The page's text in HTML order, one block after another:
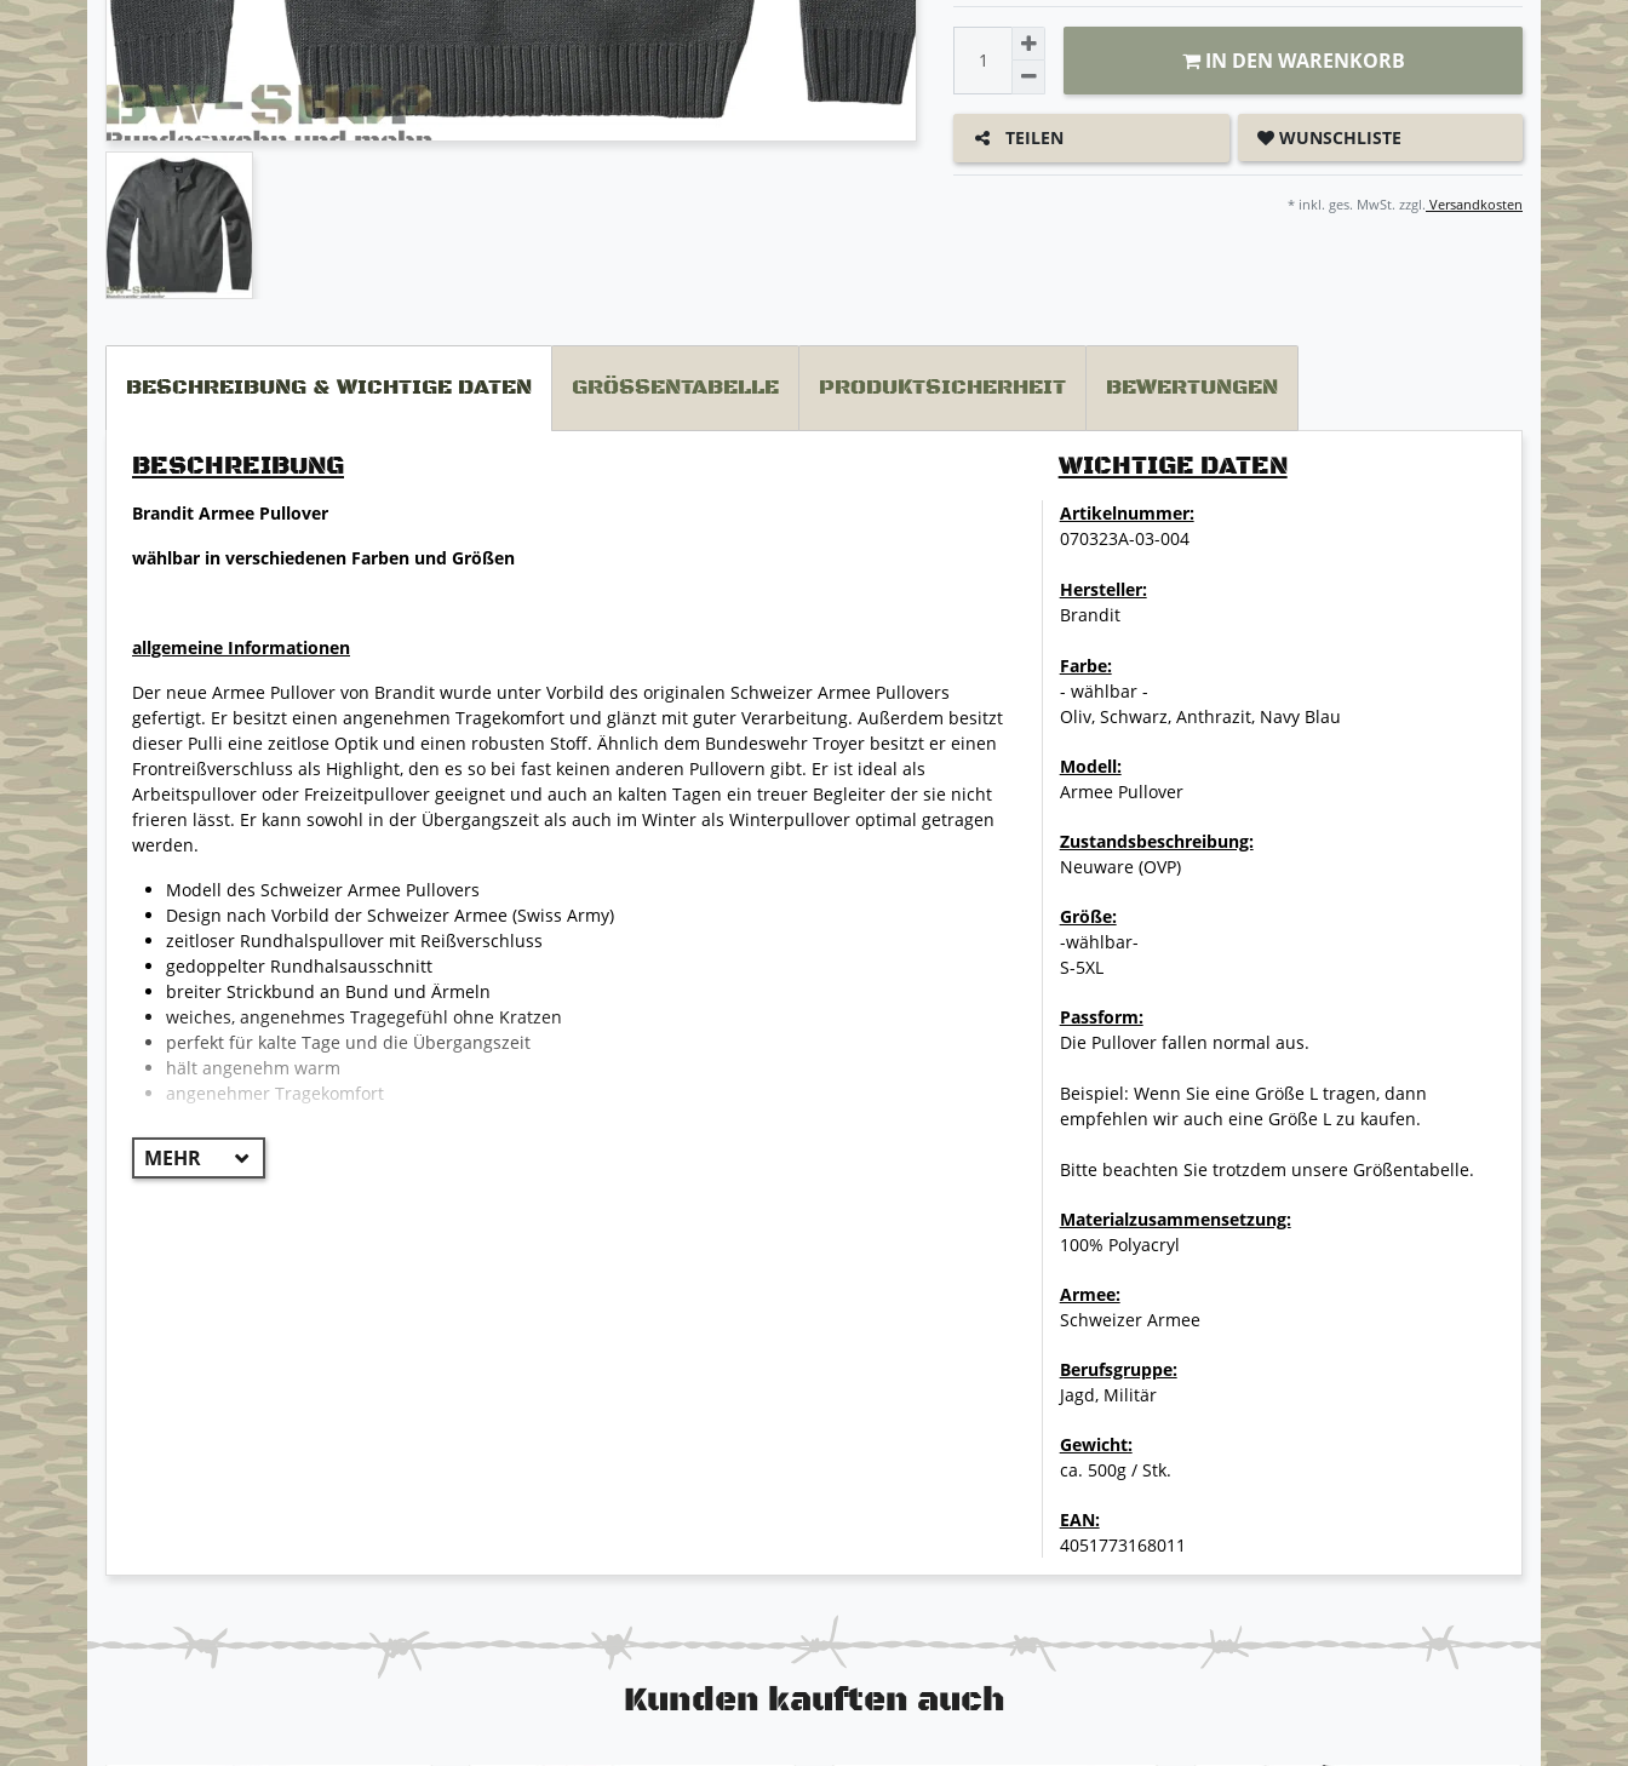
IN DEN WARENKORB
TEILEN WUNSCHLISTE
* inkl. ges. MwSt. zzgl. Versandkosten
BESCHREIBUNG & WICHTIGE DATEN GRÖSSENTABELLE PRODUKTSICHERHEIT BEWERTUNGEN
BESCHREIBUNG
Brandit Armee Pullover
wählbar in verschiedenen Farben und Größen
allgemeine Informationen
Der neue Armee Pullover von Brandit wurde unter Vorbild des originalen Schweizer Armee Pullovers
gefertigt. Er besitzt einen angenehmen Tragekomfort und glänzt mit guter Verarbeitung. Außerdem besitzt
dieser Pulli eine zeitlose Optik und einen robusten Stoff. Ähnlich dem Bundeswehr Troyer besitzt er einen
Frontreißverschluss als Highlight, den es so bei fast keinen anderen Pullovern gibt. Er ist ideal als
Arbeitspullover oder Freizeitpullover geeignet und auch an kalten Tagen ein treuer Begleiter der sie nicht
frieren lässt. Er kann sowohl in der Übergangszeit als auch im Winter als Winterpullover optimal getragen
werden.
Modell des Schweizer Armee Pullovers
Design nach Vorbild der Schweizer Armee (Swiss Army)
zeitloser Rundhalspullover mit Reißverschluss
gedoppelter Rundhalsausschnitt
breiter Strickbund an Bund und Ärmeln
weiches, angenehmes Tragegefühl ohne Kratzen
perfekt für kalte Tage und die Übergangszeit
hält angenehm warm
angenehmer Tragekomfort
WICHTIGE DATEN
Artikelnummer:
070323A-03-004
Hersteller:
Brandit
Farbe:
- wählbar -
Oliv, Schwarz, Anthrazit, Navy Blau
Modell:
Armee Pullover
Zustandsbeschreibung:
Neuware (OVP)
Größe:
-wählbar-
S-5XL
Passform:
Die Pullover fallen normal aus.
Beispiel: Wenn Sie eine Größe L tragen, dann
empfehlen wir auch eine Größe L zu kaufen.
Bitte beachten Sie trotzdem unsere Größentabelle.
Materialzusammensetzung:
100% Polyacryl
Armee:
Schweizer Armee
Berufsgruppe:
Jagd, Militär
Gewicht:
ca. 500g / Stk.
EAN:
4051773168011
Kunden kauften auch